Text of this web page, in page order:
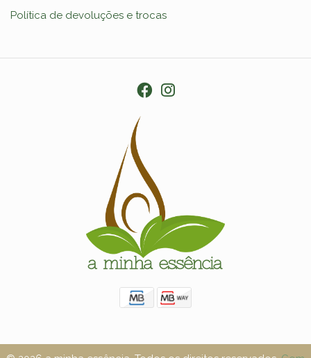
Política de devoluções e trocas